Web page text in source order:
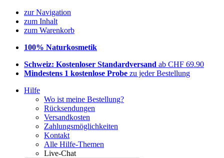
zur Navigation
zum Inhalt
zum Warenkorb
100% Naturkosmetik
Schweiz: Kostenloser Standardversand ab CHF 69.90
Mindestens 1 kostenlose Probe zu jeder Bestellung
Hilfe
Wo ist meine Bestellung?
Rücksendungen
Versandkosten
Zahlungsmöglichkeiten
Kontakt
Alle Hilfe-Themen
Live-Chat